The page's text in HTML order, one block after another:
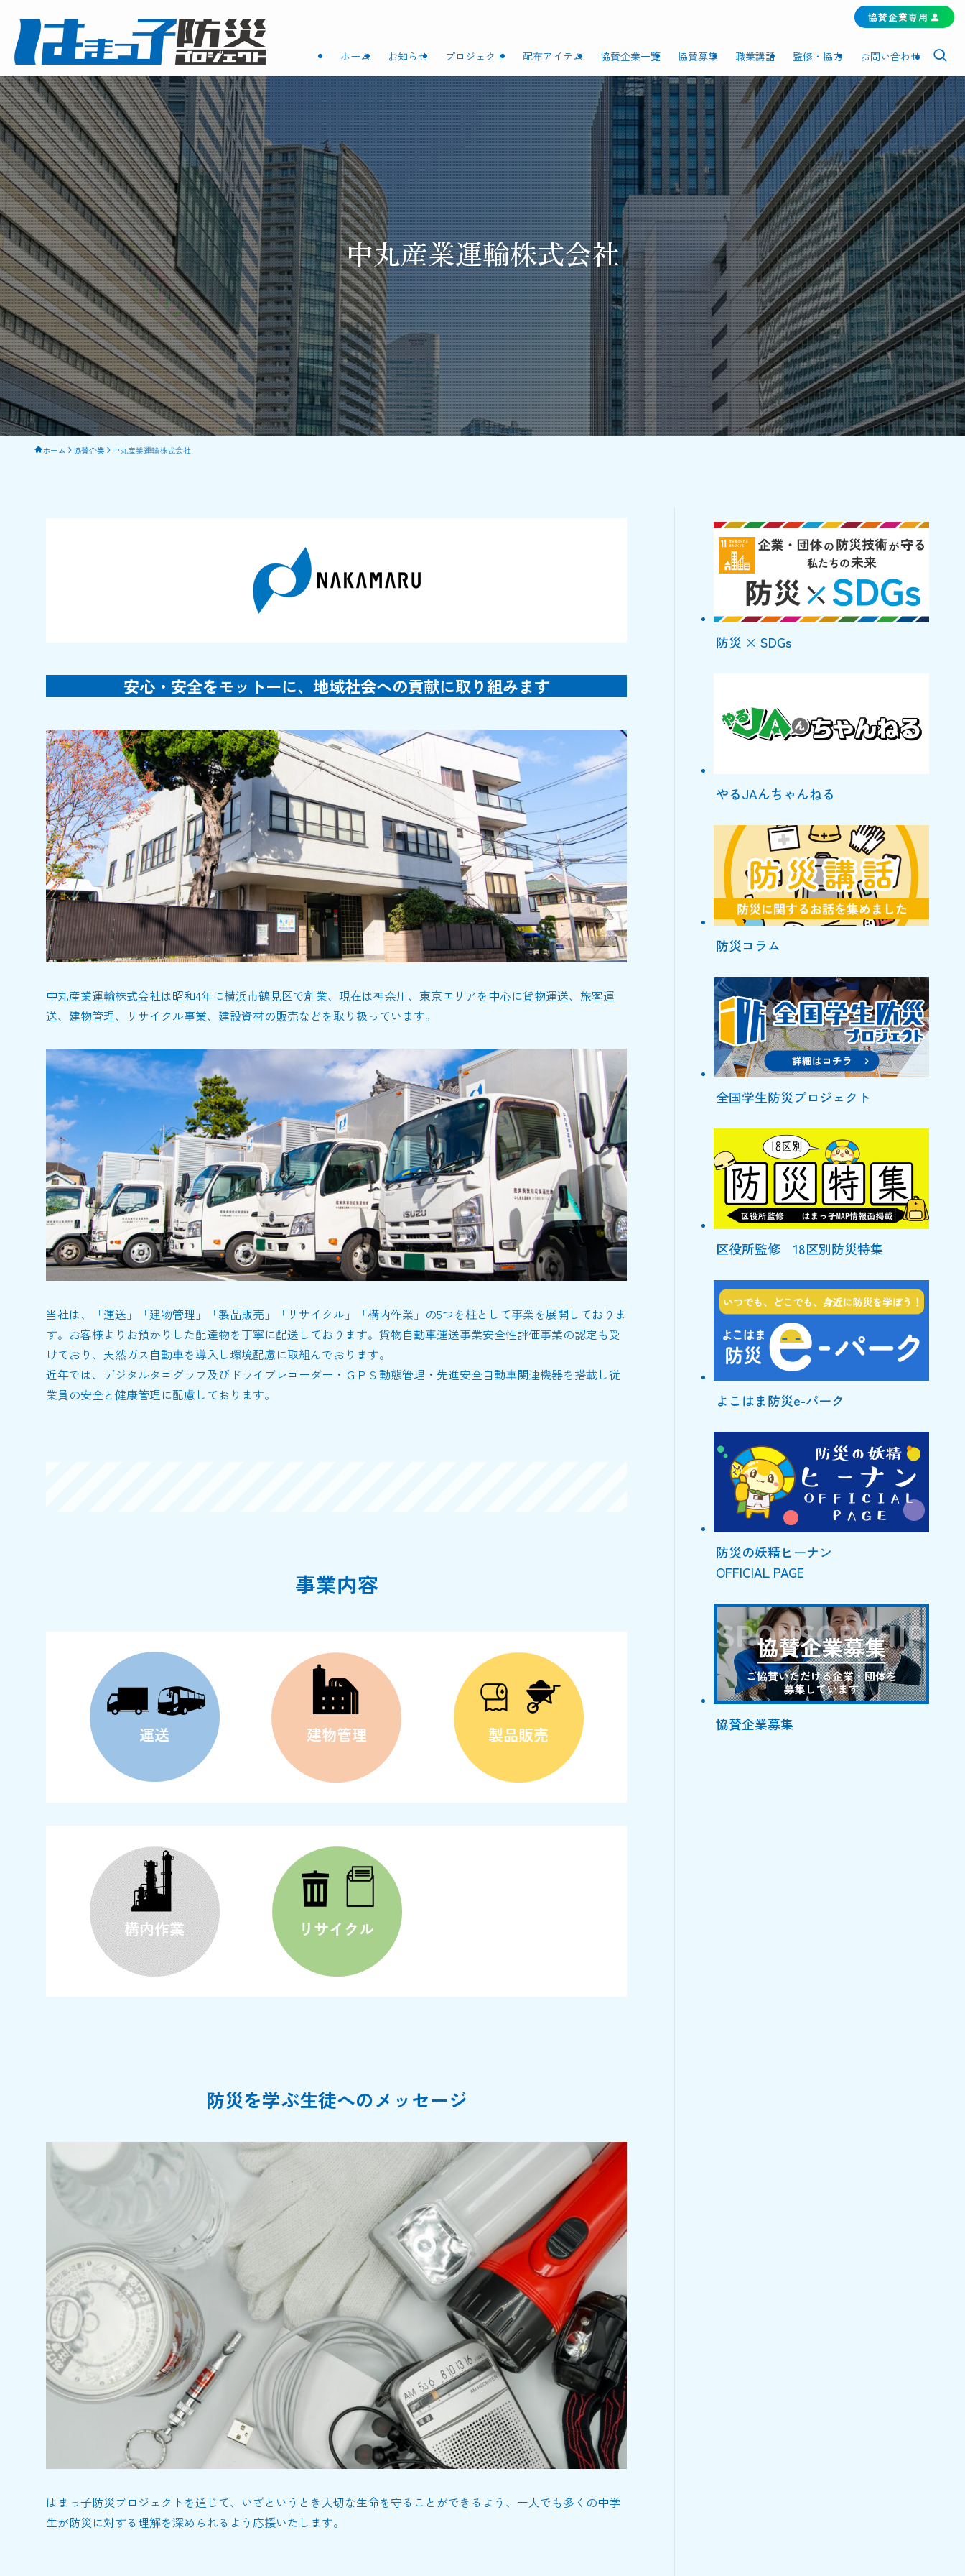
ホーム お知らせ プロジェクト 配布アイテム 協賛企業一覧 協賛募集 職業講話 監修・協力 お問い合わせ
協賛企業専用
中丸産業運輸株式会社
ホーム 協賛企業 中丸産業運輸株式会社
安心・安全をモットーに、地域社会への貢献に取り組みます
中丸産業運輸株式会社は昭和4年に横浜市鶴見区で創業、現在は神奈川、東京エリアを中心に貨物運送、旅客運
送、建物管理、リサイクル事業、建設資材の販売などを取り扱っています。
当社は、「運送」「建物管理」「製品販売」「リサイクル」「構内作業」の5つを柱として事業を展開しておりま
す。お客様よりお預かりした配達物を丁寧に配送しております。貨物自動車運送事業安全性評価事業の認定も受
けており、天然ガス自動車を導入し環境配慮に取組んでおります。
近年では、デジタルタコグラフ及びドライブレコーダー・ＧＰＳ動態管理・先進安全自動車関連機器を搭載し従
業員の安全と健康管理に配慮しております。
事業内容
防災を学ぶ生徒へのメッセージ
はまっ子防災プロジェクトを通じて、いざというとき大切な生命を守ることができるよう、一人でも多くの中学
生が防災に対する理解を深められるよう応援いたします。
防災 × SDGs
やるJAんちゃんねる
防災コラム
全国学生防災プロジェクト
区役所監修 18区別防災特集
よこはま防災e-パーク
防災の妖精ヒーナン
OFFICIAL PAGE
協賛企業募集